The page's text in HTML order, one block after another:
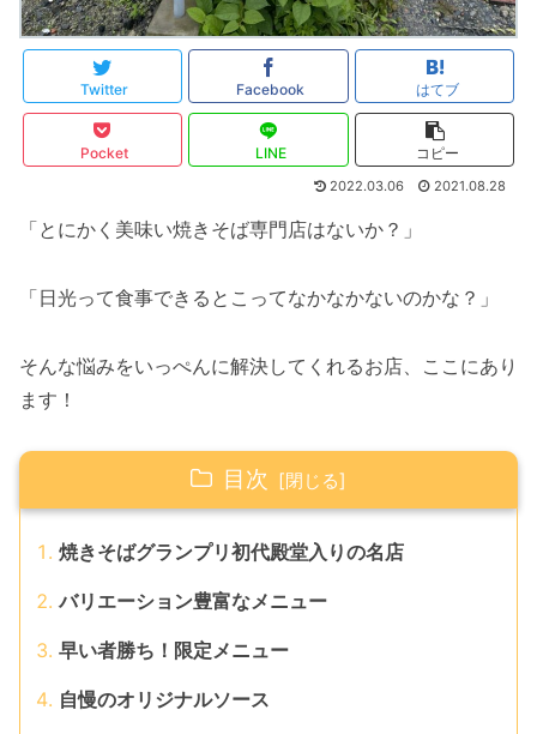
Twitter Facebook はてブ
Pocket LINE コピー
2022.03.06 2021.08.28
「とにかく美味い焼きそば専門店はないか？」
「日光って食事できるとこってなかなかないのかな？」
そんな悩みをいっぺんに解決してくれるお店、ここにあり
ます！
目次
焼きそばグランプリ初代殿堂入りの名店
バリエーション豊富なメニュー
早い者勝ち！限定メニュー
自慢のオリジナルソース